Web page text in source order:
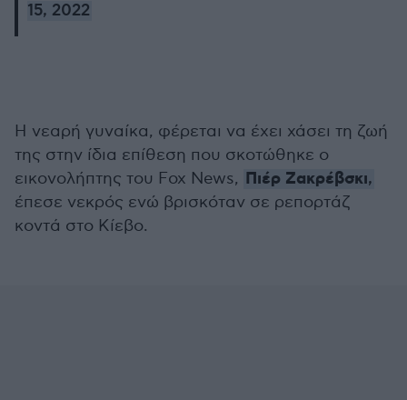
15, 2022
Η νεαρή γυναίκα, φέρεται να έχει χάσει τη ζωή
της στην ίδια επίθεση που σκοτώθηκε ο
εικονολήπτης του Fox News, Πιέρ Ζακρέβσκι,
έπεσε νεκρός ενώ βρισκόταν σε ρεπορτάζ
κοντά στο Κίεβο.